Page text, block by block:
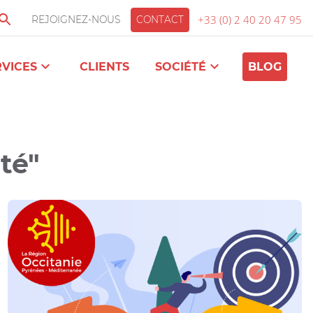
REJOIGNEZ-NOUS CONTACT +33 (0) 2 40 20 47 95
CLIENTS SOCIÉTÉ BLOG